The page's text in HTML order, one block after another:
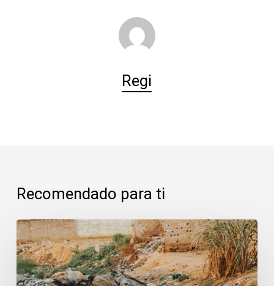
Regi
Recomendado para ti
Pozuelo:
una
ciudad
limpia